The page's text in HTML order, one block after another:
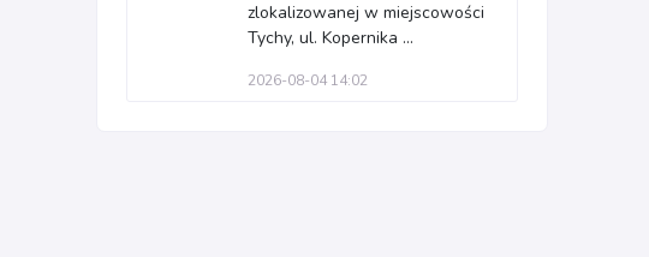
zlokalizowanej w miejscowości
Tychy, ul. Kopernika ...
2026-08-04 14:02